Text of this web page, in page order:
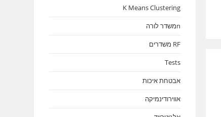
K Means Clustering
nמשדר לורה
RF משדרים
Tests
אבטחת איכות
אווירודינמיקה